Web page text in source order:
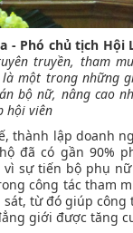
- Phó chủ tịch Hội
truyền, tham
một trong những
bộ nữ, nâng cao
hội viên
thành lập doanh
đã có gần 90%
vì sự tiến bộ phụ
công tác tham
từ đó giúp công
giới được tăng